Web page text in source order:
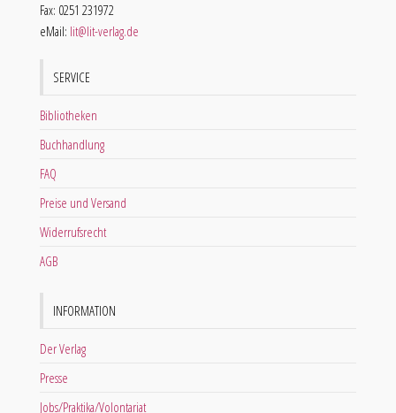
Fax: 0251 231972
eMail: lit@lit-verlag.de
SERVICE
Bibliotheken
Buchhandlung
FAQ
Preise und Versand
Widerrufsrecht
AGB
INFORMATION
Der Verlag
Presse
Jobs/Praktika/Volontariat